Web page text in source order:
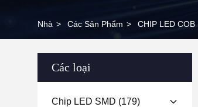
Nhà > Các Sản Phẩm > CHIP LED COB
Các loại
Chip LED SMD (179)